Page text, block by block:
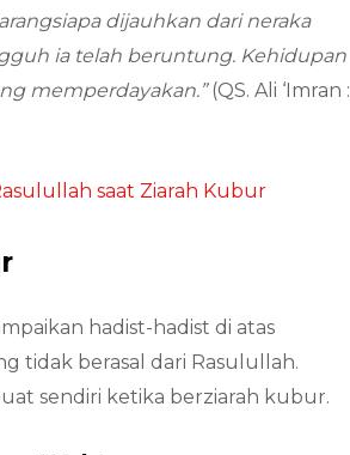
dijauhkan dari neraka
ia telah beruntung. Kehidupan
memperdayakan.”(QS. Ali ‘Imran :
saat Ziarah Kubur
hadist-hadist di atas
tidak berasal dari Rasulullah.
sendiri ketika berziarah kubur.